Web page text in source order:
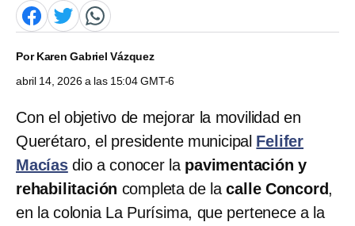
PorKaren Gabriel Vázquez
abril 14, 2026 a las 15:04 GMT-6
Con el objetivo de mejorar la movilidad en
Querétaro, el presidente municipal Felifer
Macíasdio a conocer la pavimentación y
rehabilitación completa de lacalle Concord,
en la colonia La Purísima, que pertenece a la